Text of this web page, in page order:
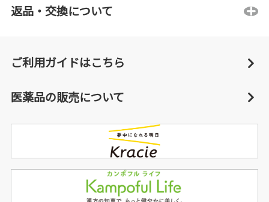
返品・交換について
ご利用ガイドはこちら
医薬品の販売について